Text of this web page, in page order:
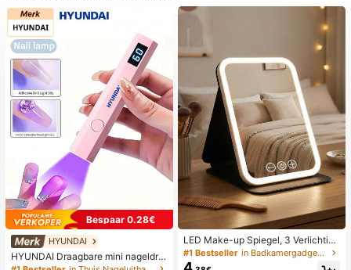
Bespaar 0.28€
HYUNDAI
HYUNDAI Draagbare mini nageldro
ger, oplaadbare handlamp UV/LED
LED Make-up Spiegel, 3 Verlichting
smodi, Verstelbare Helderheid, Draa
gbaar Vouwbaar Ontwerp, Geschikt
#1 Bestseller in Badkamergadgets die favoriet zijn bij klanten B